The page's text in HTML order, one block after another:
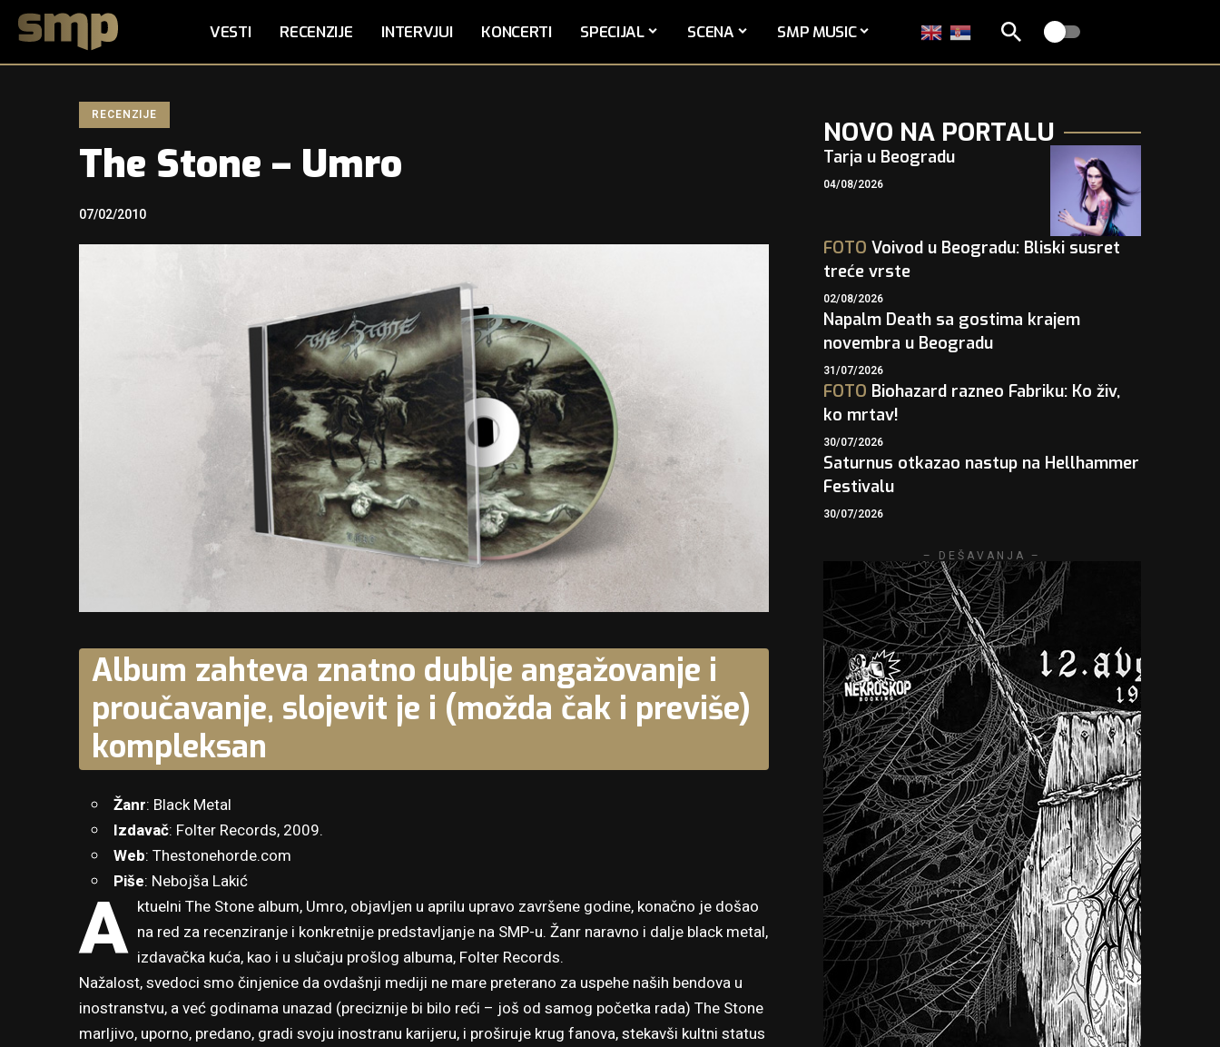
VESTI RECENZIJE INTERVJUI KONCERTI SPECIJAL SCENA SMP MUSIC
RECENZIJE
The Stone – Umro
07/02/2010
Album zahteva znatno dublje angažovanje i
proučavanje, slojevit je i (možda čak i previše)
kompleksan
Žanr: Black Metal
Izdavač: Folter Records, 2009.
Web:Thestonehorde.com
Piše: Nebojša Lakić
A ktuelni The Stone album, Umro, objavljen u aprilu upravo završene godine, konačno je došao
na red za recenziranje i konkretnije predstavljanje na SMP-u. Žanr naravno i dalje black metal,
izdavačka kuća, kao i u slučaju prošlog albuma, Folter Records.
Nažalost, svedoci smo činjenice da ovdašnji mediji ne mare preterano za uspehe naših bendova u
inostranstvu, a već godinama unazad (preciznije bi bilo reći – još od samog početka rada) The Stone
marljivo, uporno, predano, gradi svoju inostranu karijeru, i proširuje krug fanova, stekavši kultni status
NOVO NA PORTALU
Tarja u Beogradu
04/08/2026
FOTO Voivod u Beogradu: Bliski susret
treće vrste
02/08/2026
Napalm Death sa gostima krajem
novembra u Beogradu
31/07/2026
FOTO Biohazard razneo Fabriku: Ko živ,
ko mrtav!
30/07/2026
Saturnus otkazao nastup na Hellhammer
Festivalu
30/07/2026
– DEŠAVANJA –